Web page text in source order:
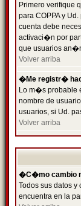
Primero verifique
para COPPA y
cuenta debe
activaci�n por
que usuarios
Volver arriba
�Me registr�
Lo m�s probable
nombre de
usuarios, si Ud.
Volver arriba
�C�mo cambio
Todos sus datos
encuentra en la